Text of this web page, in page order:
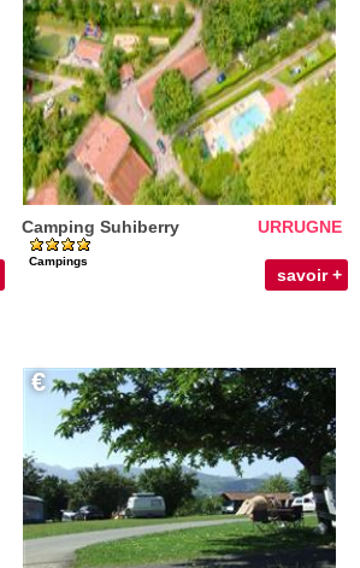
Camping Suhiberry URRUGNE
Campings
savoir +
€